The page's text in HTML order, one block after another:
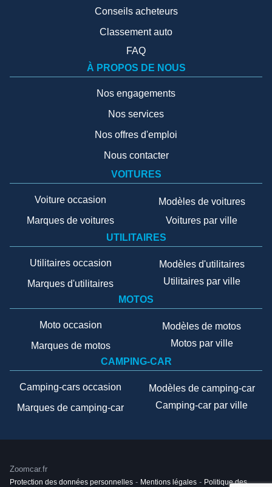
Conseils acheteurs
Classement auto
FAQ
À PROPOS DE NOUS
Nos engagements
Nos services
Nos offres d'emploi
Nous contacter
VOITURES
Voiture occasion
Marques de voitures
Modèles de voitures
Voitures par ville
UTILITAIRES
Utilitaires occasion
Marques d'utilitaires
Modèles d'utilitaires
Utilitaires par ville
MOTOS
Moto occasion
Marques de motos
Modèles de motos
Motos par ville
CAMPING-CAR
Camping-cars occasion
Marques de camping-car
Modèles de camping-car
Camping-car par ville
Zoomcar.fr
Protection des données personnelles - Mentions légales - Politique des